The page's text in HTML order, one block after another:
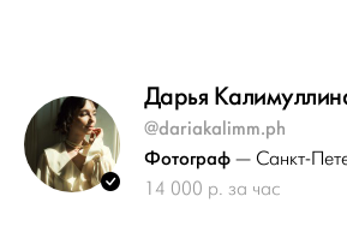
Дарья
@dariakalimm.ph
Фотограф — Санкт-
14 000 р. за час